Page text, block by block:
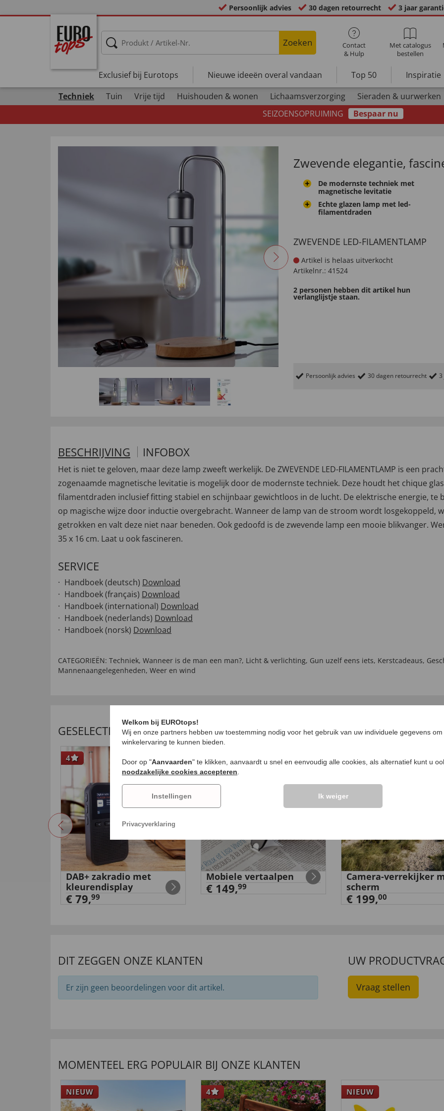
Persoonlijk advies 30 dagen retourrecht 3 jaar
Zoeken
Contact
& Hulp
Met catalogus
bestellen
Exclusief bij Eurotops Nieuwe ideeën overal vandaan Top 50 Inspiratie
Techniek
Tuin Vrije tijd Huishouden & wonen Lichaamsverzorging Sieraden & uurwerken
SEIZOENSOPRUIMING
Bespaar nu
Zwevende elegantie,
De modernste techniek met
magnetische levitatie
Echte glazen lamp met led-
filamentdraden
ZWEVENDE LED-FILAMENTLAMP
Artikel is helaas uitverkocht
Artikelnr.: 41524
2 personen hebben dit artikel hun
verlanglijstje staan.
Persoonlijk advies 30 dagen retourrecht 3
BESCHRIJVING INFOBOX
Het is niet te geloven, maar deze lamp zweeft werkelijk. De ZWEVENDE LED-FILAMENTLAMP is een
zogenaamde magnetische levitatie is mogelijk door de modernste techniek. Deze houdt het chique
filamentdraden inclusief fitting stabiel en schijnbaar gewichtloos in de lucht. De elektrische energie, te
op magische wijze door inductie overgebracht. Wanneer de lamp van de stroom wordt losgekoppeld,
getrokken en valt deze niet naar beneden. Ook gedoofd is de zwevende lamp een mooie blikvanger.
35 x 16 cm. Laat u ook fascineren.
SERVICE
Handboek (deutsch) Download
Handboek (français) Download
Handboek (international) Download
Handboek (nederlands) Download
Handboek (norsk) Download
CATEGORIEËN: Techniek, Wanneer is de man een man?, Licht & verlichting, Gun uzelf eens iets, Kerstcadeaus,
Mannenaangelegenheden, Weer en wind
GESELECTEERDE AANBEVELINGEN VOOR U
4
DAB+ zakradio met
kleurendisplay
€ 79,99
Mobiele vertaalpen
€ 149,99
Camera-verrekijker
scherm
€ 199,00
DIT ZEGGEN ONZE KLANTEN
Er zijn geen beoordelingen voor dit artikel.
UW
Vraag stellen
MOMENTEEL ERG POPULAIR BIJ ONZE KLANTEN
NIEUW 4 NIEUW
Welkom bij EUROtops!
Wij en onze partners hebben uw toestemming nodig voor het gebruik van uw individuele gegevens
winkelervaring te kunnen bieden.
Door op "Aanvaarden" te klikken, aanvaardt u snel en eenvoudig alle cookies, als alternatief kunt u
noodzakelijke cookies accepteren
Instellingen Ik weiger
Privacyverklaring